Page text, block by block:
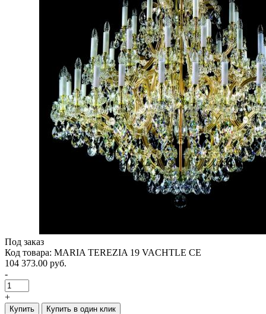
Под заказ
Код товара: MARIA TEREZIA 19 VACHTLE CE
104 373.00 руб.
-
+
Купить Купить в один клик